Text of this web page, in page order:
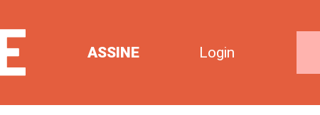
ASSINE Login